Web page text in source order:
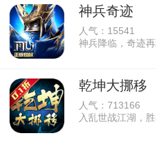
神兵奇迹
人气：15541
神兵降临，奇迹再
乾坤大挪移
人气：713166
入乱世战江湖，胜